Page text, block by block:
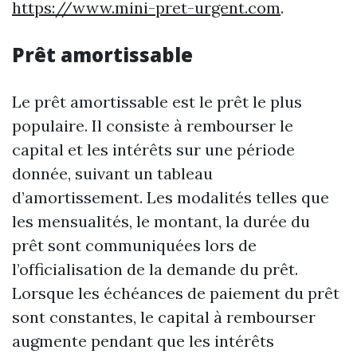
https://www.mini-pret-urgent.com.
Prêt amortissable
Le prêt amortissable est le prêt le plus
populaire. Il consiste à rembourser le
capital et les intérêts sur une période
donnée, suivant un tableau
d’amortissement. Les modalités telles que
les mensualités, le montant, la durée du
prêt sont communiquées lors de
l’officialisation de la demande du prêt.
Lorsque les échéances de paiement du prêt
sont constantes, le capital à rembourser
augmente pendant que les intérêts